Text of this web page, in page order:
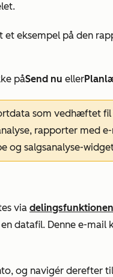
et eksempel på den
påSend nu eller
som vedhæftet
rapporter med
og salgsanalyse-
via delingsfunktionen
datafil. Denne e-mail
og navigér derefter til